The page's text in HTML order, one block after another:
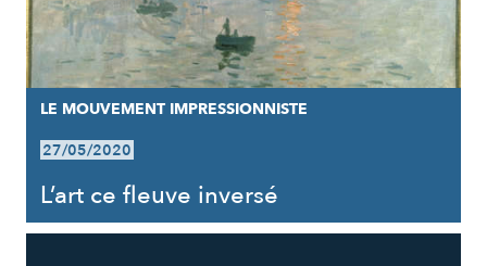
LE MOUVEMENT IMPRESSIONNISTE
27/05/2020
L’art ce fleuve inversé